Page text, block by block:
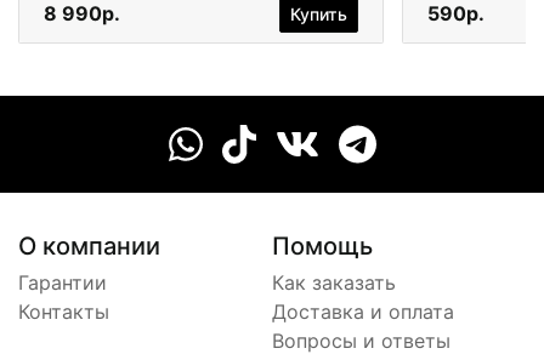
8 990р. Купить 590р.
О компании
Гарантии
Контакты
Помощь
Как заказать
Доставка и оплата
Вопросы и ответы